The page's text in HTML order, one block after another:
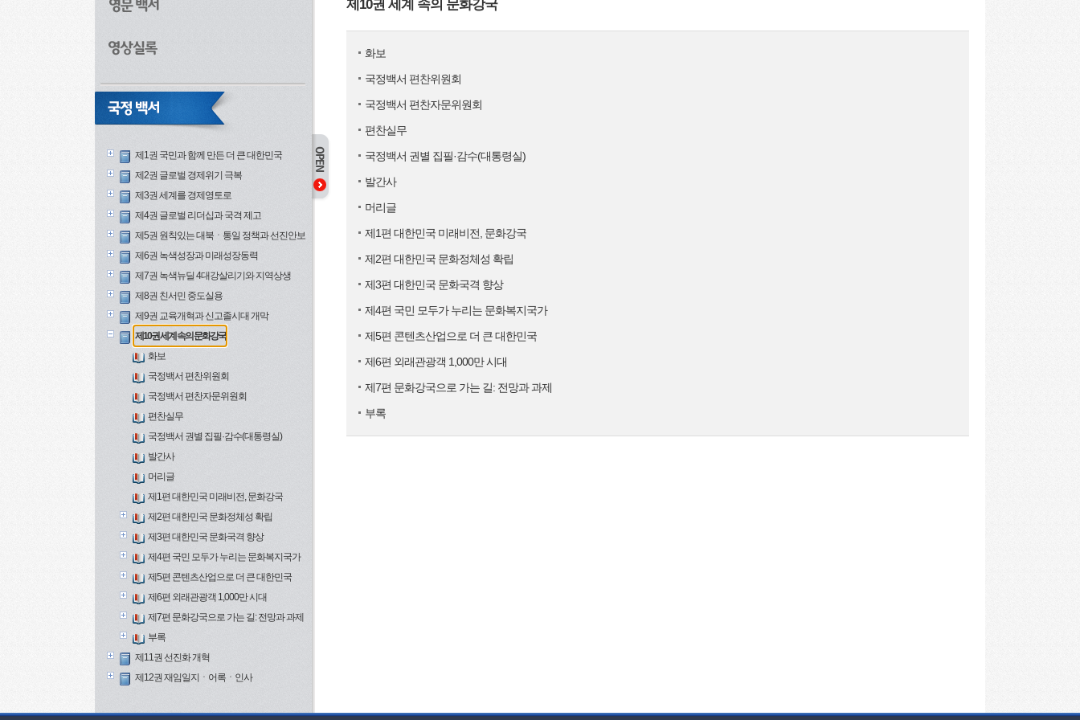
제1권 국민과 함께 만든 더 큰 대한민국
제2권 글로벌 경제위기 극복
제3권 세계를 경제영토로
제4권 글로벌 리더십과 국격 제고
제5권 원칙있는 대북ㆍ통일 정책과 선진안보
제6권 녹색성장과 미래성장동력
제7권 녹색뉴딜 4대강살리기와 지역상생
제8권 친서민 중도실용
제9권 교육개혁과 신고졸시대 개막
제10권 세계 속의 문화강국
화보
국정백서 편찬위원회
국정백서 편찬자문위원회
편찬실무
국정백서 권별 집필·감수(대통령실)
발간사
머리글
제1편 대한민국 미래비전, 문화강국
제2편 대한민국 문화정체성 확립
제3편 대한민국 문화국격 향상
제4편 국민 모두가 누리는 문화복지국가
제5편 콘텐츠산업으로 더 큰 대한민국
제6편 외래관광객 1,000만 시대
제7편 문화강국으로 가는 길: 전망과 과제
부록
제11권 선진화 개혁
제12권 재임일지ㆍ어록ㆍ인사
제10권 세계 속의 문화강국
화보
국정백서 편찬위원회
국정백서 편찬자문위원회
편찬실무
국정백서 권별 집필·감수(대통령실)
발간사
머리글
제1편 대한민국 미래비전, 문화강국
제2편 대한민국 문화정체성 확립
제3편 대한민국 문화국격 향상
제4편 국민 모두가 누리는 문화복지국가
제5편 콘텐츠산업으로 더 큰 대한민국
제6편 외래관광객 1,000만 시대
제7편 문화강국으로 가는 길: 전망과 과제
부록